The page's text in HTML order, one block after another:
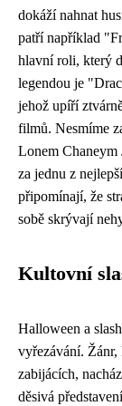
dokáží nahnat
patří například
hlavní roli, který
legendou je
jehož upíří
filmů. Nesmíme
Lonem Chaneym
za jednu z
připomínají, že
sobě skrývají
Kultovní
Halloween a
vyřezávání.
zabijácích,
děsivá